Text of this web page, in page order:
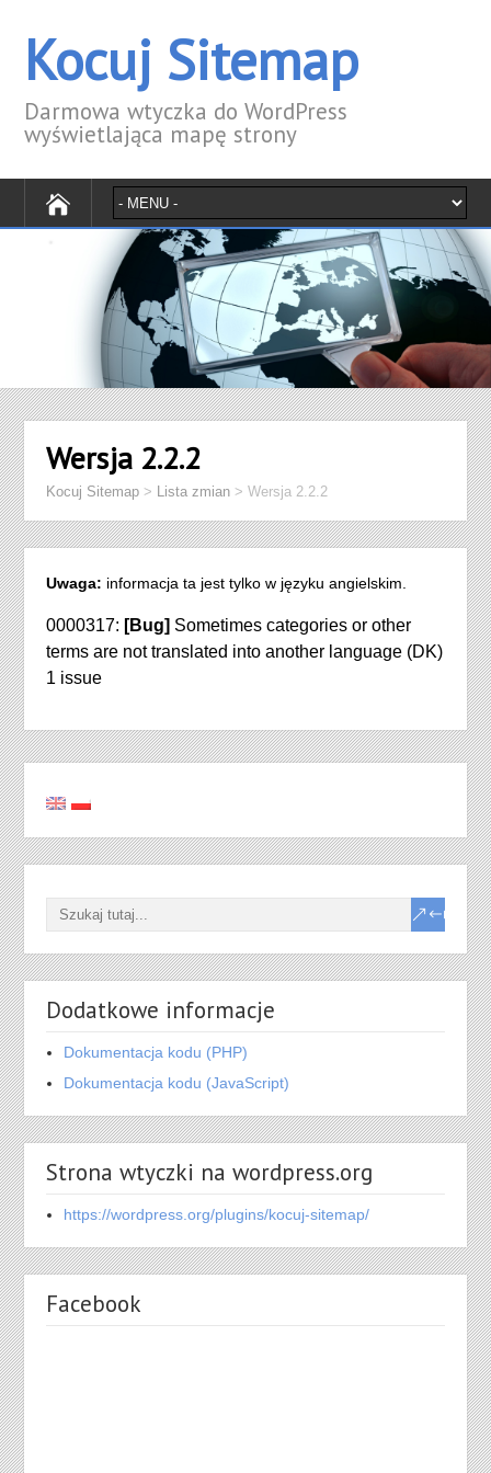
Kocuj Sitemap
Darmowa wtyczka do WordPress
wyświetlająca mapę strony
Wersja 2.2.2
Kocuj Sitemap > Lista zmian >Wersja 2.2.2
Uwaga: informacja ta jest tylko w języku angielskim.
0000317: [Bug] Sometimes categories or other
terms are not translated into another language (DK)
1 issue
Dodatkowe informacje
Dokumentacja kodu (PHP)
Dokumentacja kodu (JavaScript)
Strona wtyczki na wordpress.org
https://wordpress.org/plugins/kocuj-sitemap/
Facebook